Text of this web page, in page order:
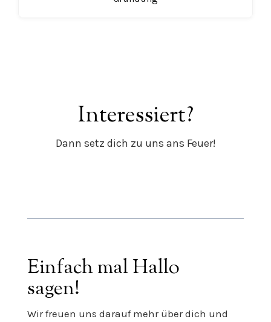
Interessiert?
Dann setz dich zu uns ans Feuer!
Einfach mal Hallo
sagen!
Wir freuen uns darauf mehr über dich und